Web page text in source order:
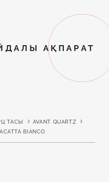
АҚПАРАТ
ТАСЫ
AVANT QUARTZ
BIANCO